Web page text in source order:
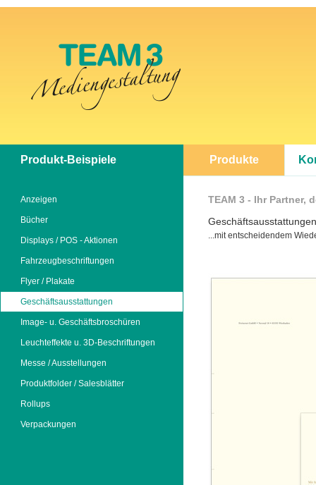
Produkt-Beispiele
Anzeigen
Bücher
Displays / POS - Aktionen
Fahrzeugbeschriftungen
Flyer / Plakate
Geschäftsausstattungen
Image- u. Geschäftsbroschüren
Leuchteffekte u. 3D-Beschriftungen
Messe / Ausstellungen
Produktfolder / Salesblätter
Rollups
Verpackungen
Produkte
TEAM 3 - Ihr Partner,
Geschäftsausstattungen
...mit entscheidendem